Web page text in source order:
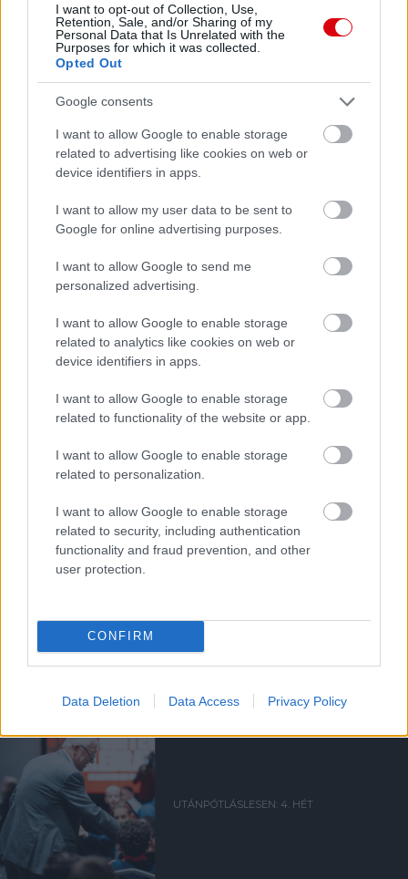
I want to opt-out of Collection, Use,
Retention, Sale, and/or Sharing of my
Personal Data that Is Unrelated with the
Purposes for which it was collected.
Opted Out
Google consents
I want to allow Google to enable storage
related to advertising like cookies on web or
device identifiers in apps.
I want to allow my user data to be sent to
Google for online advertising purposes.
I want to allow Google to send me
personalized advertising.
I want to allow Google to enable storage
related to analytics like cookies on web or
device identifiers in apps.
I want to allow Google to enable storage
related to functionality of the website or app.
I want to allow Google to enable storage
related to personalization.
I want to allow Google to enable storage
related to security, including authentication
functionality and fraud prevention, and other
user protection.
CONFIRM
Data Deletion Data Access Privacy Policy
Nya Ullevi, Göteborg
2026-08-08 17:00
1 nap 0 óra 26 perc 53 másodperc
AC MilanvsManchester United2026-08-15 18:00
ELŐZŐ MÉRKŐZÉSEK
Támogatás
Támogasd adományoddal
a ManUtdFanatics.hu működését!
Kapcsolódó hírek
SIR ALEX FERGUSON
FLETCHER "SZÜRREÁLIS"
POZITIVITÁS
UTÁNPÓTLÁSLESEN: 4. HÉT